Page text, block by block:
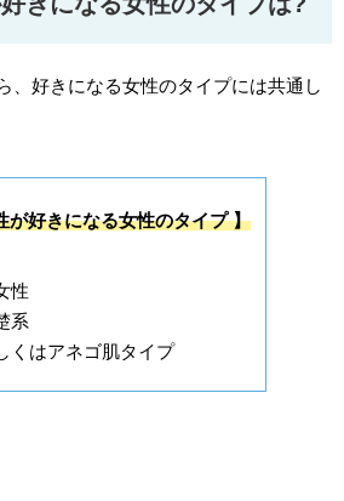
、好きになる女性のタイプには共通し
が好きになる女性のタイプ 】
性
系
くはアネゴ肌タイプ